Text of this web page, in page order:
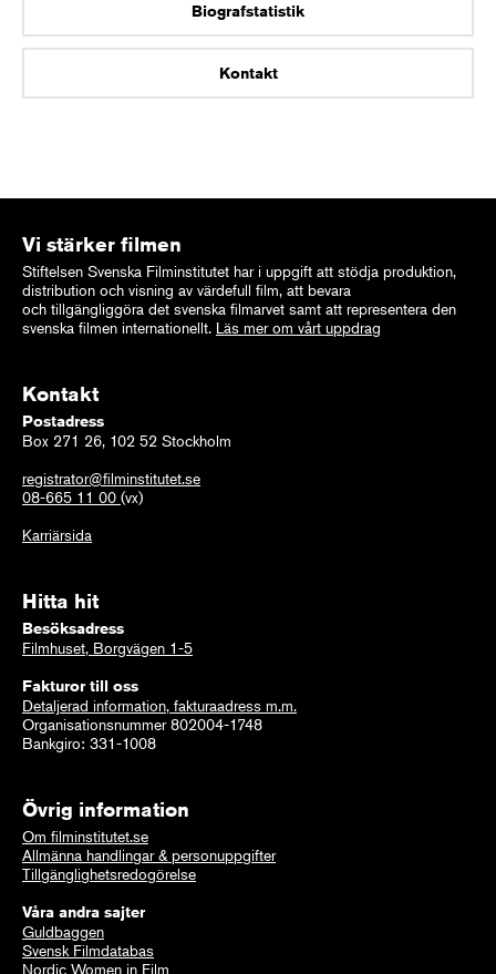
Biografstatistik
Kontakt
Vi stärker filmen
Stiftelsen Svenska Filminstitutet har i uppgift att stödja produktion,
distribution och visning av värdefull film, att bevara
och tillgängliggöra det svenska filmarvet samt att representera den
svenska filmen internationellt. Läs mer om vårt uppdrag
Kontakt
Postadress
Box 271 26, 102 52 Stockholm
registrator@filminstitutet.se
08-665 11 00 (vx)
Karriärsida
Hitta hit
Besöksadress
Filmhuset, Borgvägen 1-5
Fakturor till oss
Detaljerad information, fakturaadress m.m.
Organisationsnummer 802004-1748
Bankgiro: 331-1008
Övrig information
Om filminstitutet.se
Allmänna handlingar & personuppgifter
Tillgänglighetsredogörelse
Våra andra sajter
Guldbaggen
Svensk Filmdatabas
Nordic Women in Film